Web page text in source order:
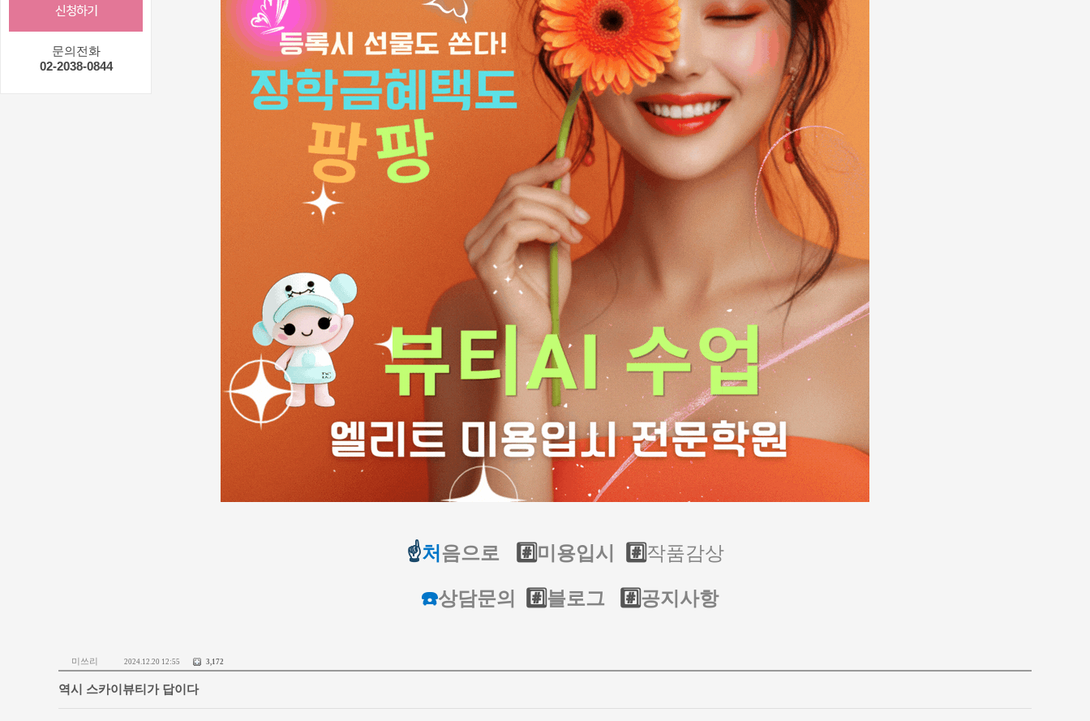
문의전화
02-2038-0844
☝️처 음으로 #️⃣ 미용입시 #️⃣ 작품감상
☎️상담문의 #️⃣ 블로그 #️⃣ 공지사항
미쓰리 2024.12.20 12:55 3,172
역시 스카이뷰티가 답이다